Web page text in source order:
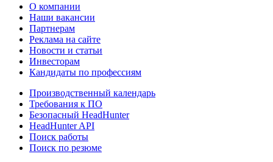
О компании
Наши вакансии
Партнерам
Реклама на сайте
Новости и статьи
Инвесторам
Кандидаты по профессиям
Производственный календарь
Требования к ПО
Безопасный HeadHunter
HeadHunter API
Поиск работы
Поиск по резюме